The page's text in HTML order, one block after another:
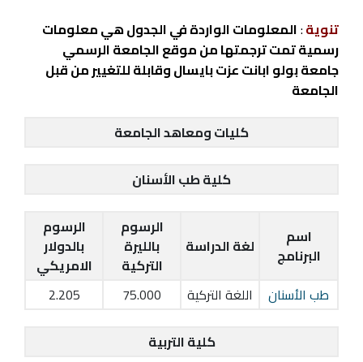
تنوية:المعلومات الواردة في الجدول هي معلومات
رسمية تمت ترجمتها من موقع الجامعة الرسمي
جامعة بولو ابانت عزت بايسال وقابلة للتغيير من قبل
الجامعة
كليات ومعاهد الجامعة
كلية طب الأسنان
اسم
البرنامج
لغة الدراسة
الرسوم
بالليرة
التركية
الرسوم
بالدولار
الامريكي
طب الأسنان
اللغة التركية 75.000
2.205
كلية التربية